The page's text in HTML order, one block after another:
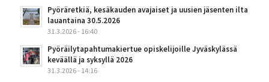
Pyöräretkiä, kesäkauden avajaiset ja uusien jäsenten ilta
lauantaina 30.5.2026
31.3.2026 - 16:40
Pyöräilytapahtumakiertue opiskelijoille Jyväskylässä
keväällä ja syksyllä 2026
31.3.2026 - 14:16